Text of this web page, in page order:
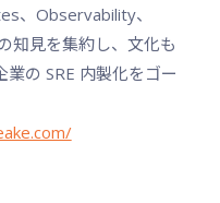
、Observability、
知見を集約し、文化も
の SRE 内製化をゴー